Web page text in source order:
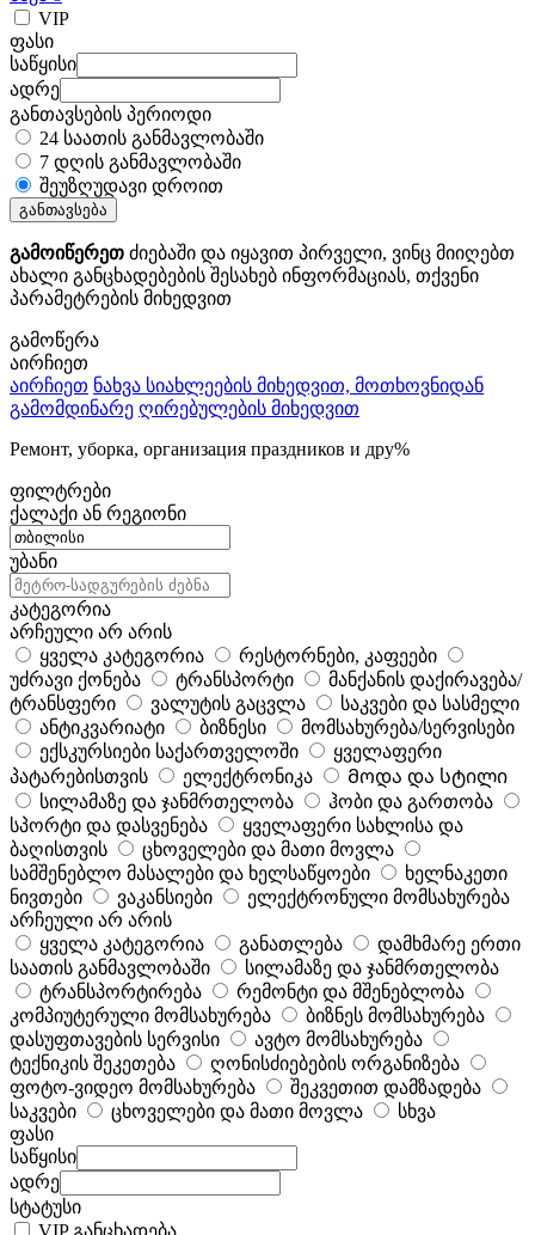
VIP
ფასი
საწყისი
ადრე
განთავსების პერიოდი
24 საათის განმავლობაში
7 დღის განმავლობაში
შეუზღუდავი დროით
განთავსება
გამოიწერეთ ძიებაში და იყავით პირველი, ვინც მიიღებთ
ახალი განცხადებების შესახებ ინფორმაციას, თქვენი
პარამეტრების მიხედვით
გამოწერა
აირჩიეთ
აირჩიეთ ნახვა სიახლეების მიხედვით, მოთხოვნიდან
გამომდინარე ღირებულების მიხედვით
Ремонт, уборка, организация праздников и дру%
ფილტრები
ქალაქი ან რეგიონი
უბანი
კატეგორია
არჩეული არ არის
ყველა კატეგორია
რესტორნები, კაფეები
უძრავი ქონება
ტრანსპორტი
მანქანის დაქირავება/
ტრანსფერი
ვალუტის გაცვლა
საკვები და სასმელი
ანტიკვარიატი
ბიზნესი
მომსახურება/სერვისები
ექსკურსიები საქართველოში
ყველაფერი
პატარებისთვის
ელექტრონიკა
Მოდა და სტილი
სილამაზე და ჯანმრთელობა
ჰობი და გართობა
სპორტი და დასვენება
ყველაფერი სახლისა და
ბაღისთვის
ცხოველები და მათი მოვლა
სამშენებლო მასალები და ხელსაწყოები
ხელნაკეთი
ნივთები
ვაკანსიები
ელექტრონული მომსახურება
არჩეული არ არის
ყველა კატეგორია
განათლება
დამხმარე ერთი
საათის განმავლობაში
სილამაზე და ჯანმრთელობა
ტრანსპორტირება
რემონტი და მშენებლობა
კომპიუტერული მომსახურება
ბიზნეს მომსახურება
დასუფთავების სერვისი
ავტო მომსახურება
ტექნიკის შეკეთება
ღონისძიებების ორგანიზება
ფოტო-ვიდეო მომსახურება
შეკვეთით დამზადება
საკვები
ცხოველები და მათი მოვლა
სხვა
ფასი
საწყისი
ადრე
სტატუსი
VIP განცხადება